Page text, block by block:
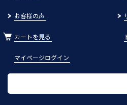
お客様の声
カートを見る
マイページログイン